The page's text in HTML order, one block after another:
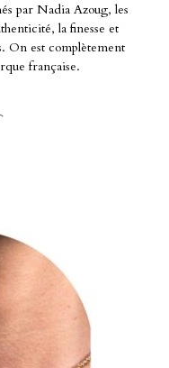
par Nadia Azoug, les
la finesse et
On est complètement
française.